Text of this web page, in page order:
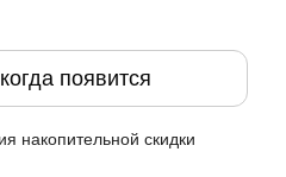
появится
накопительной скидки